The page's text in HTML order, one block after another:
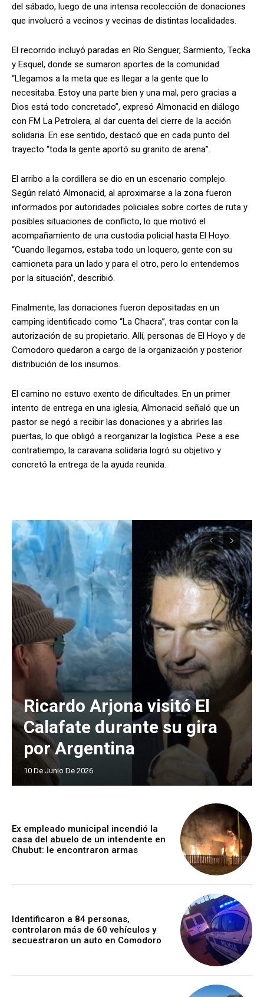
del sábado, luego de una intensa recolección de donaciones
que involucró a vecinos y vecinas de distintas localidades.
El recorrido incluyó paradas en Río Senguer, Sarmiento, Tecka
y Esquel, donde se sumaron aportes de la comunidad.
“Llegamos a la meta que es llegar a la gente que lo
necesitaba. Estoy una parte bien y una mal, pero gracias a
Dios está todo concretado”, expresó Almonacid en diálogo
con FM La Petrolera, al dar cuenta del cierre de la acción
solidaria. En ese sentido, destacó que en cada punto del
trayecto “toda la gente aportó su granito de arena”.
El arribo a la cordillera se dio en un escenario complejo.
Según relató Almonacid, al aproximarse a la zona fueron
informados por autoridades policiales sobre cortes de ruta y
posibles situaciones de conflicto, lo que motivó el
acompañamiento de una custodia policial hasta El Hoyo.
“Cuando llegamos, estaba todo un loquero, gente con su
camioneta para un lado y para el otro, pero lo entendemos
por la situación”, describió.
Finalmente, las donaciones fueron depositadas en un
camping identificado como “La Chacra”, tras contar con la
autorización de su propietario. Allí, personas de El Hoyo y de
Comodoro quedaron a cargo de la organización y posterior
distribución de los insumos.
El camino no estuvo exento de dificultades. En un primer
intento de entrega en una iglesia, Almonacid señaló que un
pastor se negó a recibir las donaciones y a abrirles las
puertas, lo que obligó a reorganizar la logística. Pese a ese
contratiempo, la caravana solidaria logró su objetivo y
concretó la entrega de la ayuda reunida.
Ricardo Arjona visitó El
Calafate durante su gira
por Argentina
10 De Junio De 2026
Ex empleado municipal incendió la
casa del abuelo de un intendente en
Chubut: le encontraron armas
Identificaron a 84 personas,
controlaron más de 60 vehículos y
secuestraron un auto en Comodoro